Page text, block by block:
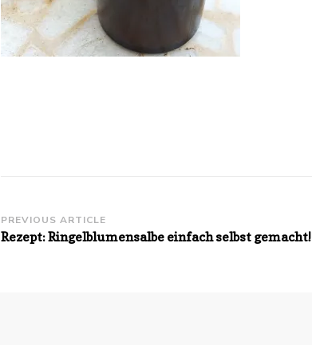
Post
Navigation
PREVIOUS ARTICLE
Rezept: Ringelblumensalbe einfach selbst gemacht!